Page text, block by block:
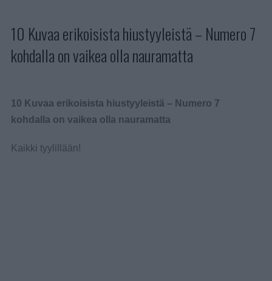
10 Kuvaa erikoisista hiustyyleistä – Numero 7
kohdalla on vaikea olla nauramatta
10 Kuvaa erikoisista hiustyyleistä – Numero 7
kohdalla on vaikea olla nauramatta
Kaikki tyylillään!